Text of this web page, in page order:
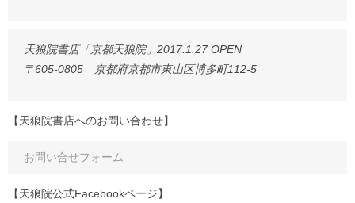
天狼院書店「京都天狼院」2017.1.27 OPEN
〒605-0805 京都府京都市東山区博多町112-5
【天狼院書店へのお問い合わせ】
お問い合せフォーム
【天狼院公式Facebookページ】